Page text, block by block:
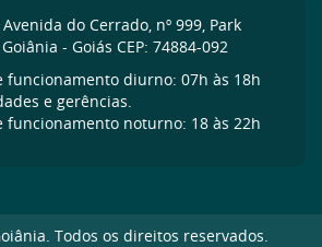
do Cerrado, nº 999, Park
- Goiás CEP: 74884-092
funcionamento diurno: 07h às 18h
e gerências.
funcionamento noturno: 18 às 22h
Todos os direitos reservados.